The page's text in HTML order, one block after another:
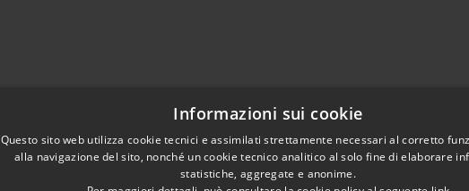
Informazioni sui cookie
Questo sito web utilizza cookie tecnici e assimilati strettamente necessari al corretto
alla navigazione del sito, nonché un cookie tecnico analitico al solo fine di elaborare
statistiche, aggregate e anonime.